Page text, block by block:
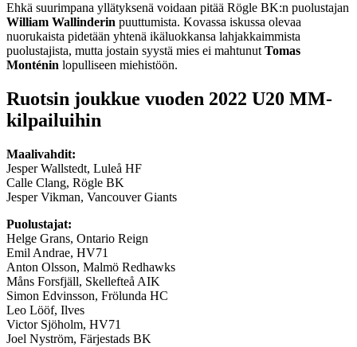
Ehkä suurimpana yllätyksenä voidaan pitää Rögle BK:n puolustajan
William Wallinderin puuttumista. Kovassa iskussa olevaa
nuorukaista pidetään yhtenä ikäluokkansa lahjakkaimmista
puolustajista, mutta jostain syystä mies ei mahtunutTomas
Monténin lopulliseen miehistöön.
Ruotsin joukkue vuoden 2022 U20 MM-
kilpailuihin
Maalivahdit:
Jesper Wallstedt, Luleå HF
Calle Clang, Rögle BK
Jesper Vikman, Vancouver Giants
Puolustajat:
Helge Grans, Ontario Reign
Emil Andrae, HV71
Anton Olsson, Malmö Redhawks
Måns Forsfjäll, Skellefteå AIK
Simon Edvinsson, Frölunda HC
Leo Lööf, Ilves
Victor Sjöholm, HV71
Joel Nyström, Färjestads BK